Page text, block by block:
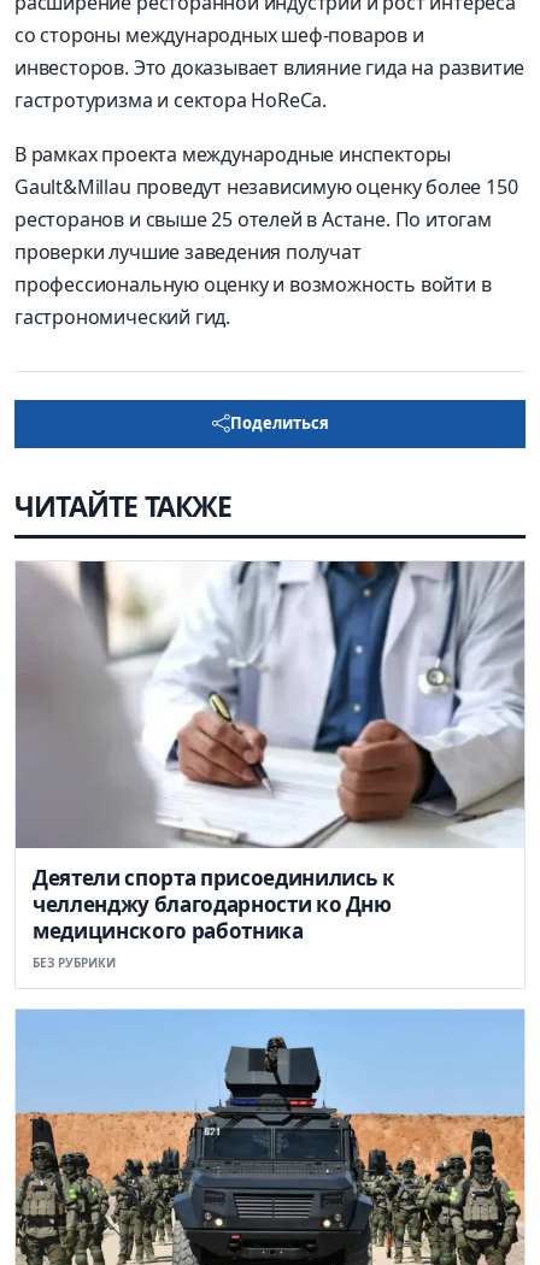
со стороны международных шеф-поваров и
инвесторов. Это доказывает влияние гида на развитие
гастротуризма и сектора HoReCa.
В рамках проекта международные инспекторы
Gault&Millau проведут независимую оценку более 150
ресторанов и свыше 25 отелей в Астане. По итогам
проверки лучшие заведения получат
профессиональную оценку и возможность войти в
гастрономический гид.
Поделиться
ЧИТАЙТЕ ТАКЖЕ
Деятели спорта присоединились к
челленджу благодарности ко Дню
медицинского работника
БЕЗ РУБРИКИ